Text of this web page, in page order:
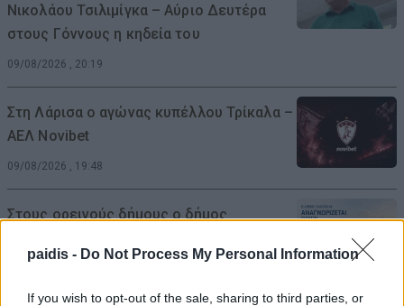
paidis - Do Not Process My Personal Information
If you wish to opt-out of the sale, sharing to third parties, or
Νικολάου Τσιλιμίγκα – Αύριο Δευτέρα
στους Γόννους η κηδεία του
09/08/2026 , 20:19
Στη Λάρισα ο αγώνας κυπέλλου Τρίκαλα –
ΑΕΛ Novibet
09/08/2026 , 19:48
Στους ορεινούς δήμους ο δήμος